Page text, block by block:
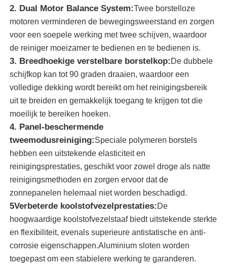
Kwaliteitscontrole
Contacteer ons
nieuws
Alle Gevallen
Vraag een offerte aan
zonnepaneel schoonmakende borstel
roterende borstel voor zonnepanelen
Zonnepaneelwasserborstel
2. Dual Motor Balance System:Twee borstelloze
motoren verminderen de bewegingsweerstand en zorgen
voor een soepele werking met twee schijven, waardoor
de reiniger moeizamer te bedienen en te bedienen is.
3. Breedhoekige verstelbare borstelkop: De dubbele
schijfkop kan tot 90 graden draaien, waardoor een
volledige dekking wordt bereikt om het reinigingsbereik
uit te breiden en gemakkelijk toegang te krijgen tot die
moeilijk te bereiken hoeken.
4. Panel-beschermende
tweemodusreiniging:Speciale polymeren borstels
hebben een uitstekende elasticiteit en
reinigingsprestaties, geschikt voor zowel droge als natte
reinigingsmethoden en zorgen ervoor dat de
zonnepanelen helemaal niet worden beschadigd.
5Verbeterde koolstofvezelprestaties: De
hoogwaardige koolstofvezelstaaf biedt uitstekende sterkte
en flexibiliteit, evenals superieure antistatische en anti-
corrosie eigenschappen.Aluminium sloten worden
toegepast om een stabielere werking te garanderen.